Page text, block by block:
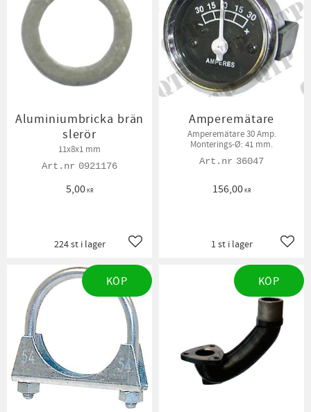
Aluminiumbricka brän
slerör
11x8x1 mm
0921176
5,00KR
Lägg till i favoriter
224 st i lager
Amperemätare
Amperemätare 30 Amp.
Monterings-Ø: 41 mm.
36047
156,00KR
1 st i lager
KÖP KÖP